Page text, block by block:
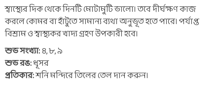
স্বাস্থ্যের দিক থেকে দিনটি মোটামুটি ভালো। তবে দীর্ঘক্ষণ কাজ
করলে কোমর বা হাঁটুতে সামান্য ব্যথা অনুভূত হতে পারে। পর্যাপ্ত
বিশ্রাম ও স্বাস্থ্যকর খাদ্য গ্রহণ উপকারী হবে।
শুভ সংখ্যা:৪, ৮, ৯
শুভ রঙ:ধূসর
প্রতিকার:শনি মন্দিরে তিলের তেল দান করুন।